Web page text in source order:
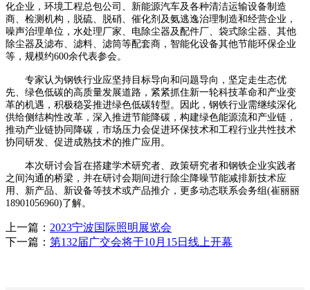
化企业，环境工程总包公司、新能源汽车及各种清洁运输设备制造
商、检测机构，脱硫、脱硝、催化剂及氨逃逸治理制造和经营企业，
噪声治理单位，水处理厂家、电除尘器及配件厂、袋式除尘器、其他
除尘器及滤布、滤料、滤筒等配套商，智能化设备其他节能环保企业
等，规模约600余代表参会。
专家认为钢铁行业应坚持目标导向和问题导向，坚定走生态优
先、绿色低碳的高质量发展道路，紧紧抓住新一轮科技革命和产业变
革的机遇，积极稳妥推进绿色低碳转型。因此，钢铁行业需继续深化
供给侧结构性改革，深入推进节能降碳，构建绿色能源流和产业链，
推动产业链协同降碳，市场压力会促进环保技术和工程行业共性技术
协同研发、促进成熟技术的推广应用。
本次研讨会旨在搭建学术研究者、政策研究者和钢铁企业实践者
之间沟通的桥梁，并在研讨会期间进行除尘降噪节能减排新技术应
用、新产品、新设备等技术或产品推介，更多动态联系会务组(崔丽丽
18901056960)了解。
上一篇： 2023宁波国际照明展览会
下一篇： 第132届广交会将于10月15日线上开幕